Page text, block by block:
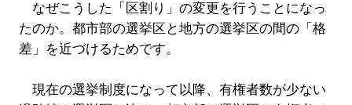
なぜこうした「区割り」の変更を行うことになっ
たのか。都市部の選挙区と地方の選挙区の間の「格
差」を近づけるためです。
現在の選挙制度になって以降、有権者数が少ない